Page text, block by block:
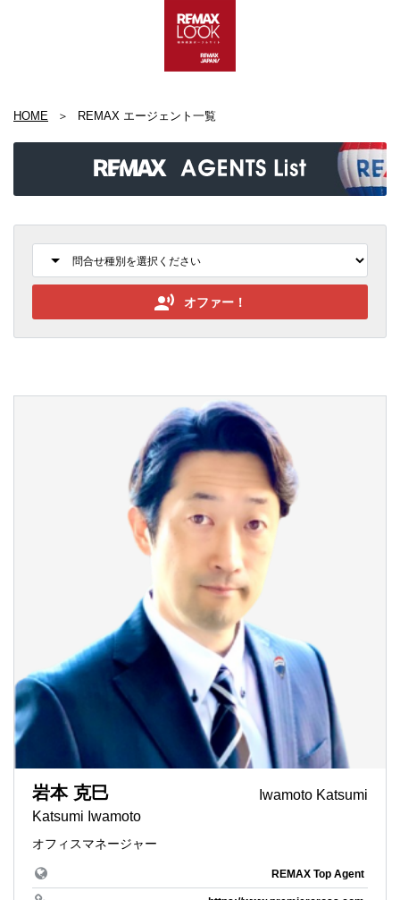
HOME REMAX エージェント一覧
オファー！
岩本 克巳
Iwamoto Katsumi
Katsumi Iwamoto
オフィスマネージャー
REMAX Top Agent